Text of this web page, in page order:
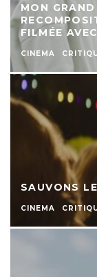
MON
FILMÉE
CINEMA
SAUVONS
CINEMA